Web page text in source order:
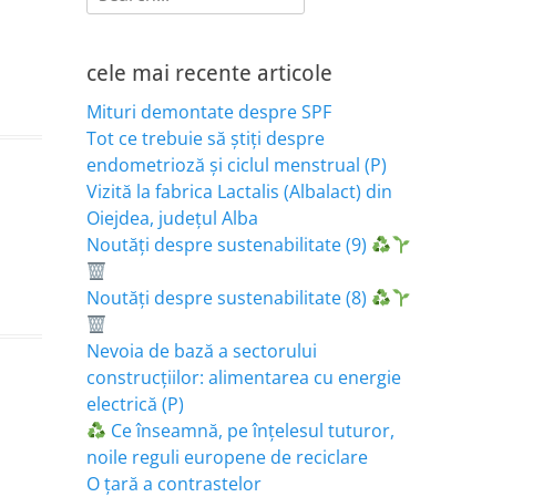
for:
cele mai recente articole
Mituri demontate despre SPF
Tot ce trebuie să știți despre
endometrioză și ciclul menstrual (P)
Vizită la fabrica Lactalis (Albalact) din
Oiejdea, județul Alba
Noutăți despre sustenabilitate (9)
Noutăți despre sustenabilitate (8)
Nevoia de bază a sectorului
construcțiilor: alimentarea cu energie
electrică (P)
Ce înseamnă, pe înțelesul tuturor,
noile reguli europene de reciclare
O țară a contrastelor